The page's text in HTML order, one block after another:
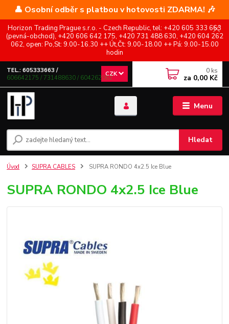
👤 Osobní odběr s platbou v hotovosti ZDARMA! 🎶
Horizon Trading Prague s.r.o. - Czech Republic, tel: +420 605 333 663
(pevná-obchod), +420 606 642 175, +420 731 488 630, +420 604 262
062, open: Po,St: 9.00-16.30 ++ Út,Čt: 9.00-18.00 ++ Pá: 9.00-15.00
hodin
Menu
CZK
Hledat
TEL.: 605333663 /
606642175 / 731488630 / 604262062
0 ks
za 0,00 Kč
Úvod SUPRA CABLES SUPRA RONDO 4x2.5 Ice Blue
SUPRA RONDO 4x2.5 Ice Blue